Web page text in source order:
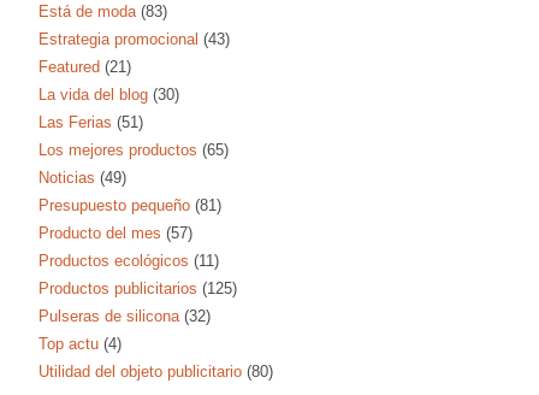
Está de moda (83)
Estrategia promocional (43)
Featured (21)
La vida del blog (30)
Las Ferias (51)
Los mejores productos (65)
Noticias (49)
Presupuesto pequeño (81)
Producto del mes (57)
Productos ecológicos (11)
Productos publicitarios (125)
Pulseras de silicona (32)
Top actu (4)
Utilidad del objeto publicitario (80)